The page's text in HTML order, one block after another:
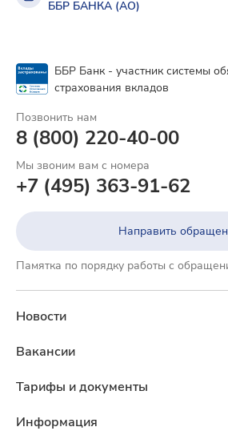
ББР БАНКА (АО)
ББР Банк - участник системы
страхования вкладов
Направить
Памятка по порядку работы с
Позвонить нам
8 (800) 220-40-00
Мы звоним вам с номера
+7 (495) 363-91-62
Новости
Вакансии
Тарифы и документы
Информация